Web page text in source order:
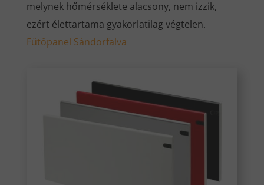
melynek hőmérséklete alacsony, nem izzik,
ezért élettartama gyakorlatilag végtelen.
Fűtőpanel Sándorfalva